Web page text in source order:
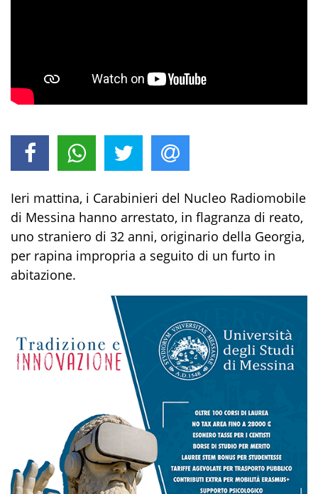
Ieri mattina, i Carabinieri del Nucleo Radiomobile
di Messina hanno arrestato, in flagranza di reato,
uno straniero di 32 anni, originario della Georgia,
per rapina impropria a seguito di un furto in
abitazione.